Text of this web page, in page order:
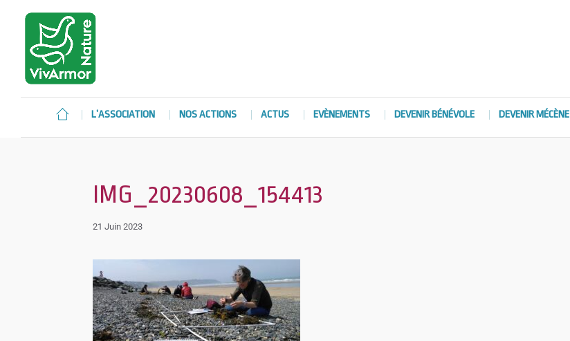
L’ASSOCIATION NOS ACTIONS ACTUS EVÈNEMENTS DEVENIR BÉNÉVOLE DEVENIR MÉCÈNE
IMG_20230608_154413
21 Juin 2023